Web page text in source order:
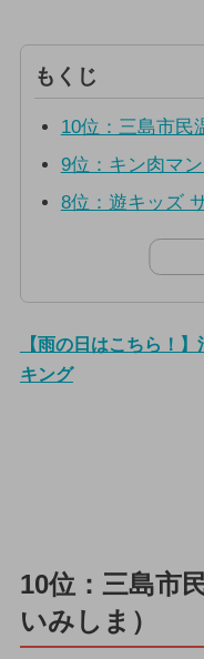
もくじ
10位：三島市民
9位：キン肉マ
8位：遊キッズ
【雨の日はこちら！
キング
10位：三島市
いみしま）